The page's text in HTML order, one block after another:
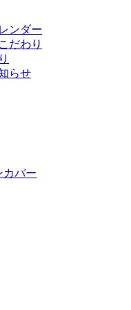
ンダー
だわり
らせ
カバー